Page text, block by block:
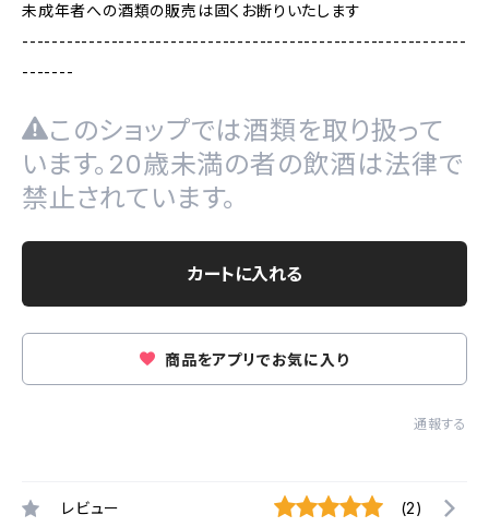
未成年者への酒類の販売は固くお断りいたします
------------------------------------------------------------
-------
このショップでは酒類を取り扱って
います。20歳未満の者の飲酒は法律で
禁止されています。
カートに入れる
商品をアプリでお気に入り
通報する
レビュー (2)